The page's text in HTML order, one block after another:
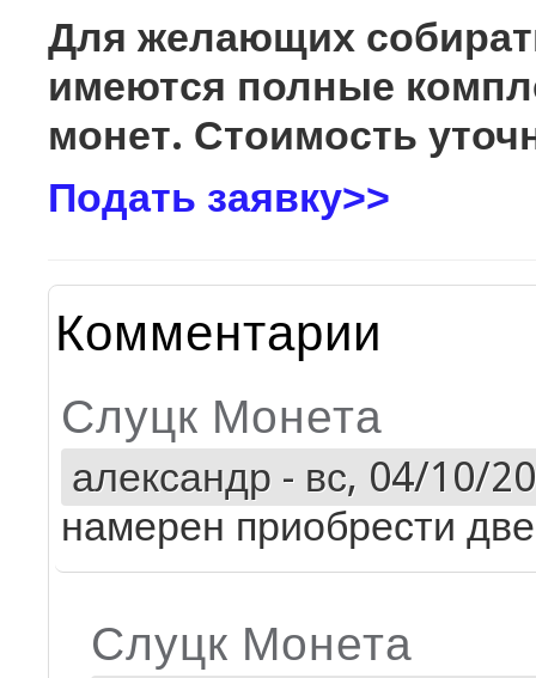
Для желающих
имеются полные
монет. Стоимость
Подать заявку>>
Комментарии
Слуцк Монета
александр - вс, 04/10/
намерен приобрести
Слуцк Монета